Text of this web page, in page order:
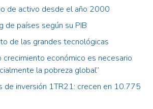
de activo desde el año 2000
de países según su PIB
de las grandes tecnológicas
crecimiento económico es necesario
la pobreza global”
de inversión 1TR21: crecen en 10.775